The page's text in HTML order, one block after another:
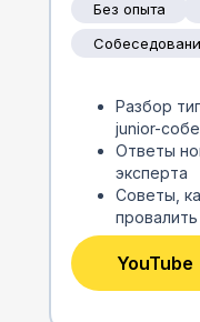
Разбор
junior-
Ответы
эксперта
Советы,
YouTube
Без опыта